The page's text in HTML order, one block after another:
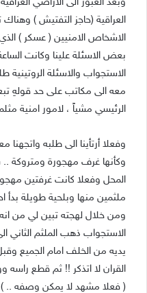
وبعد العبور الى الاراضي
العراقية (حاجز التفتيش )
الاشخاص الامنيين ( عسكر )
الاستجواب والاسئلة الروتينية
الرئيسي مشياً ، لامور امنية
وفعلا أرتأينا الى طلبه
المحل وفعلا كانت غرفتين
ملثمين منها وبلحية طويلة بدأ
ومن خلال لهجته تبين لي من انه
الاستجواب ذهب الملثم الثاني
يديه من الخلف امام الجميع
القران لا اتذكر !! ثم قطع
( فعلا مشهد لا يمكن وصفه ..